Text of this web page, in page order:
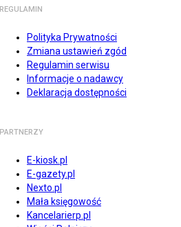
REGULAMIN
Polityka Prywatności
Zmiana ustawień zgód
Regulamin serwisu
Informacje o nadawcy
Deklaracja dostępności
PARTNERZY
E-kiosk.pl
E-gazety.pl
Nexto.pl
Mała księgowość
Kancelarierp.pl